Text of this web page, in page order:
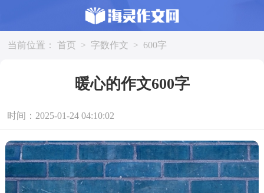
当前位置： 首页 > 字数作文 > 600字
暖心的作文600字
时间：2025-01-24 04:10:02